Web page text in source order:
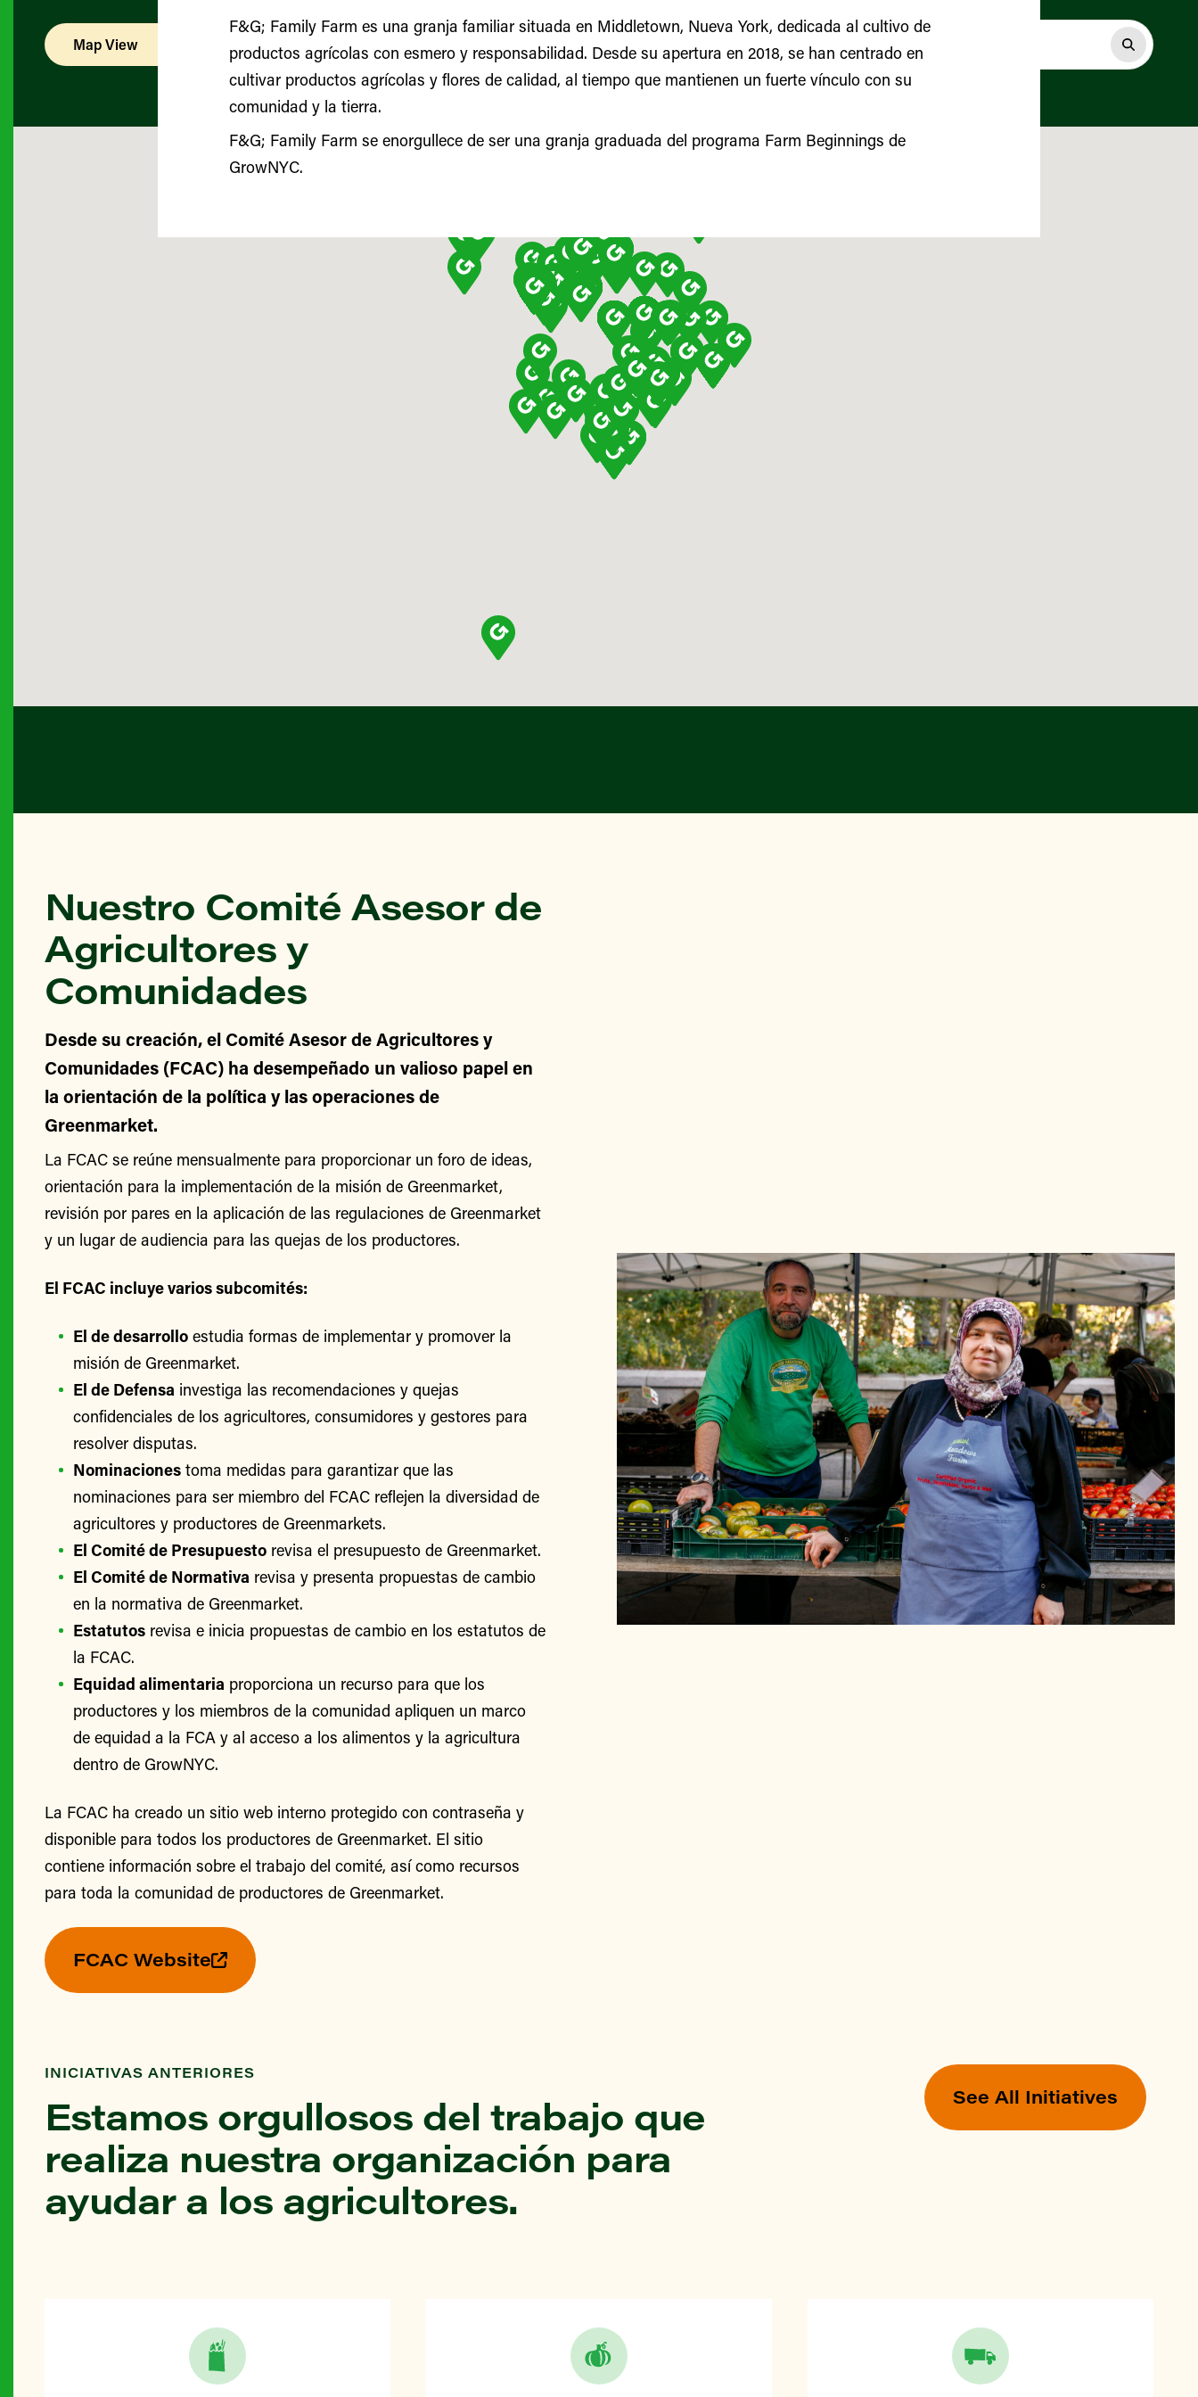
Map View
Nuestro Comité Asesor de
Agricultores y
Comunidades
Desde su creación, el Comité Asesor de Agricultores y
Comunidades (FCAC) ha desempeñado un valioso papel en
la orientación de la política y las operaciones de
Greenmarket.
La FCAC se reúne mensualmente para proporcionar un foro de ideas,
orientación para la implementación de la misión de Greenmarket,
revisión por pares en la aplicación de las regulaciones de Greenmarket
y un lugar de audiencia para las quejas de los productores.
El FCAC incluye varios subcomités:
El de desarrollo estudia formas de implementar y promover la
misión de Greenmarket.
El de Defensa investiga las recomendaciones y quejas
confidenciales de los agricultores, consumidores y gestores para
resolver disputas.
Nominaciones toma medidas para garantizar que las
nominaciones para ser miembro del FCAC reflejen la diversidad de
agricultores y productores de Greenmarkets.
El Comité de Presupuesto revisa el presupuesto de Greenmarket.
El Comité de Normativa revisa y presenta propuestas de cambio
en la normativa de Greenmarket.
Estatutos revisa e inicia propuestas de cambio en los estatutos de
la FCAC.
Equidad alimentaria proporciona un recurso para que los
productores y los miembros de la comunidad apliquen un marco
de equidad a la FCA y al acceso a los alimentos y la agricultura
dentro de GrowNYC.
La FCAC ha creado un sitio web interno protegido con contraseña y
disponible para todos los productores de Greenmarket. El sitio
contiene información sobre el trabajo del comité, así como recursos
para toda la comunidad de productores de Greenmarket.
FCAC Website
INICIATIVAS ANTERIORES
Estamos orgullosos del trabajo que
realiza nuestra organización para
ayudar a los agricultores.
See All Initiatives
F&G; Family Farm es una granja familiar situada en Middletown, Nueva York, dedicada al cultivo de
productos agrícolas con esmero y responsabilidad. Desde su apertura en 2018, se han centrado en
cultivar productos agrícolas y flores de calidad, al tiempo que mantienen un fuerte vínculo con su
comunidad y la tierra.
F&G; Family Farm se enorgullece de ser una granja graduada del programa Farm Beginnings de
GrowNYC.